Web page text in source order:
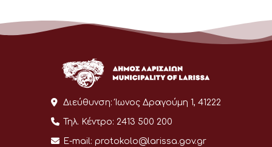
Διεύθυνση: Ίωνος Δραγούμη 1, 41222
Τηλ. Κέντρο: 2413 500 200
E-mail: protokolo@larissa.gov.gr